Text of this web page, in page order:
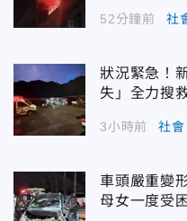
52分鐘前 社
狀況緊急！
失」全力搜
3小時前 社會
車頭嚴重變
母女一度受